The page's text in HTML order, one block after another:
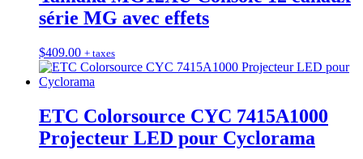
série MG avec effets
$409.00 + taxes
ETC Colorsource CYC 7415A1000
Projecteur LED pour Cyclorama